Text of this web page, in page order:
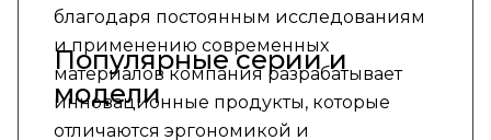
благодаря постоянным исследованиям
и применению современных
материалов компания разрабатывает
инновационные продукты, которые
отличаются эргономикой и
Популярные серии и
модели